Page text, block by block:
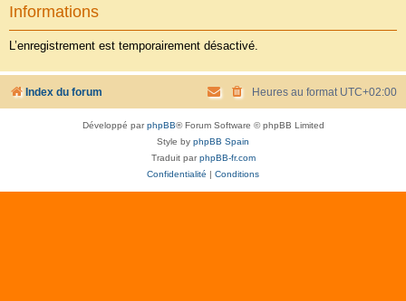
c
Informations
L’enregistrement est temporairement désactivé.
Index du forum Heures au format UTC+02:00
Développé parphpBB® Forum Software © phpBB Limited
Style by phpBB Spain
Traduit parphpBB-fr.com
Confidentialité | Conditions